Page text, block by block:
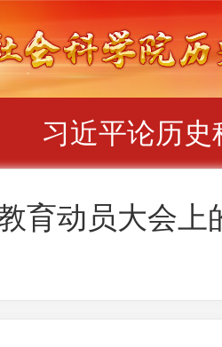
习近平论历史
育动员大会上